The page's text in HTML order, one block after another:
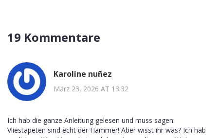
19 Kommentare
Karoline nuñez
März 23, 2026 AT 13:32
Ich hab die ganze Anleitung gelesen und muss sagen:
Vliestapeten sind echt der Hammer! Aber wisst ihr was? Ich hab